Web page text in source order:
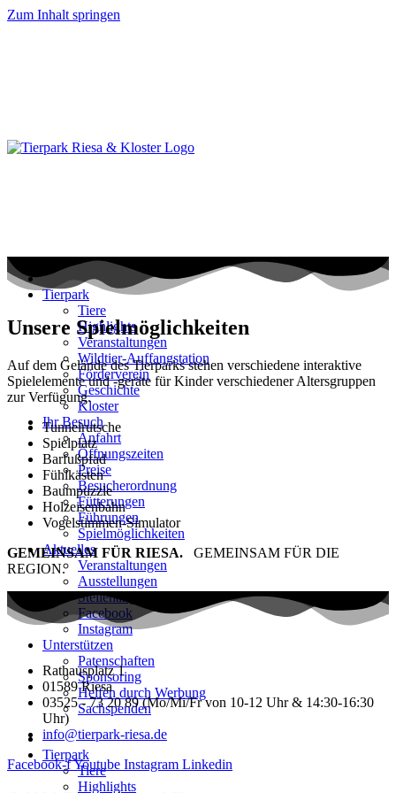
Zum Inhalt springen
Tierpark
Tiere
Highlights
Veranstaltungen
Wildtier-Auffangstation
Förderverein
Geschichte
Kloster
Ihr Besuch
Anfahrt
Öffnungszeiten
Preise
Besucherordnung
Fütterungen
Führungen
Spielmöglichkeiten
Aktuelles
Veranstaltungen
Ausstellungen
Stellenangebote
Facebook
Instagram
Unterstützen
Patenschaften
Sponsoring
Helfen durch Werbung
Sachspenden
Tierpark
Tiere
Highlights
Unsere Spielmöglichkeiten
Auf dem Gelände des Tierparks stehen verschiedene interaktive
Spielelemente und -geräte für Kinder verschiedener Altersgruppen
zur Verfügung.
Tunnelrutsche
Spielplatz
Barfußpfad
Fühlkästen
Baumpuzzle
Holzeisenbahn
Vogelstimmen-Simulator
GEMEINSAM FÜR RIESA. GEMEINSAM FÜR DIE
REGION.
Rathausplatz 1
01589 Riesa
03525 - 73 20 89 (Mo/Mi/Fr von 10-12 Uhr & 14:30-16:30
Uhr)
info@tierpark-riesa.de
Facebook-fYoutube Instagram Linkedin